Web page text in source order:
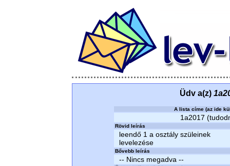
Üdv a(z)
A lista címe (az ide
1a2017
Rövid leírás
leendő 1 a osztály szüleinek
levelezése
Bővebb leírás
-- Nincs megadva --